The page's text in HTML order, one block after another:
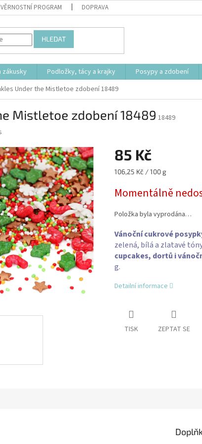
VĚRNOSTNÍ PROGRAM DOPRAVA
HLEDAT
zákusky Podložky, tácy a krajky Posypy a zdobení
Under the Mistletoe zdobení 18489
Mistletoe zdobení 18489 18489
85 Kč
Měrná
106,25 Kč / 100 g
Momentálně
Položka byla vyprodána…
Vánoční cukrové
zelená, bílá a zlatavé
cupcakes, dortů i
g.
Detailní informace
TISK ZEPTAT SE